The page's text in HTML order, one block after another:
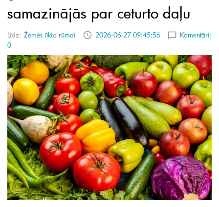
samazinājās par ceturto daļu
Līdz: Žemės ūkio rūmai 2026-06-27 09:45:56
Komentāri:
0